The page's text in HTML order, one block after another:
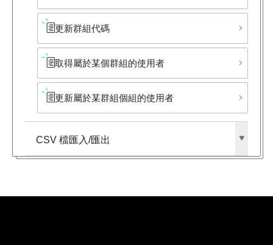
更新群組代碼
取得屬於某個群組的使用者
更新屬於某群組個組的使用者
CSV 檔匯入/匯出